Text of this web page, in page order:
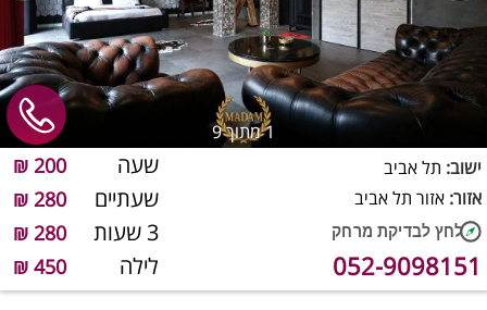
1מתוך 9
שעה 200 ₪
שעתיים 280 ₪
3 שעות 280 ₪
לילה 450 ₪
ישוב: תל אביב
אזור: אזור תל אביב
052-9098151